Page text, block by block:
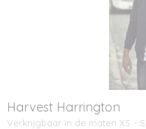
Harvest Harrington
Verkrijgbaar in de maten XS - S